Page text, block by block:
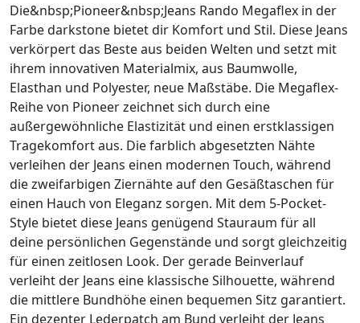
Die&nbsp;Pioneer&nbsp;Jeans Rando Megaflex in der
Farbe darkstone bietet dir Komfort und Stil. Diese Jeans
verkörpert das Beste aus beiden Welten und setzt mit
ihrem innovativen Materialmix, aus Baumwolle,
Elasthan und Polyester, neue Maßstäbe. Die Megaflex-
Reihe von Pioneer zeichnet sich durch eine
außergewöhnliche Elastizität und einen erstklassigen
Tragekomfort aus. Die farblich abgesetzten Nähte
verleihen der Jeans einen modernen Touch, während
die zweifarbigen Ziernähte auf den Gesäßtaschen für
einen Hauch von Eleganz sorgen. Mit dem 5-Pocket-
Style bietet diese Jeans genügend Stauraum für all
deine persönlichen Gegenstände und sorgt gleichzeitig
für einen zeitlosen Look. Der gerade Beinverlauf
verleiht der Jeans eine klassische Silhouette, während
die mittlere Bundhöhe einen bequemen Sitz garantiert.
Ein dezenter Lederpatch am Bund verleiht der Jeans